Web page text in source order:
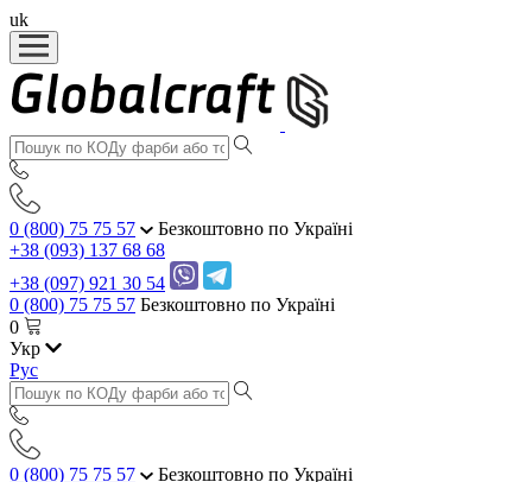
uk
0 (800) 75 75 57
Безкоштовно по Україні
+38 (093) 137 68 68
+38 (097) 921 30 54
0 (800) 75 75 57 Безкоштовно по Україні
0
Укр
Рус
0 (800) 75 75 57
Безкоштовно по Україні